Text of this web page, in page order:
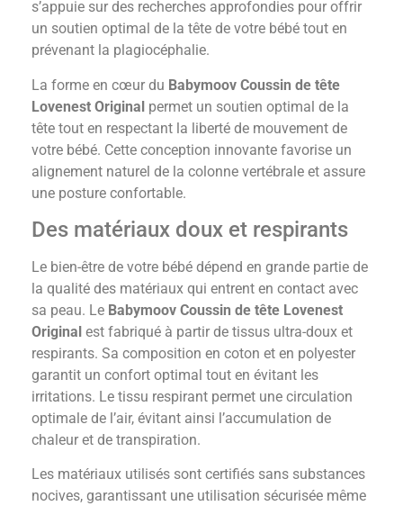
s’appuie sur des recherches approfondies pour offrir
un soutien optimal de la tête de votre bébé tout en
prévenant la plagiocéphalie.
La forme en cœur du Babymoov Coussin de tête
Lovenest Original permet un soutien optimal de la
tête tout en respectant la liberté de mouvement de
votre bébé. Cette conception innovante favorise un
alignement naturel de la colonne vertébrale et assure
une posture confortable.
Des matériaux doux et respirants
Le bien-être de votre bébé dépend en grande partie de
la qualité des matériaux qui entrent en contact avec
sa peau. Le Babymoov Coussin de tête Lovenest
Original est fabriqué à partir de tissus ultra-doux et
respirants. Sa composition en coton et en polyester
garantit un confort optimal tout en évitant les
irritations. Le tissu respirant permet une circulation
optimale de l’air, évitant ainsi l’accumulation de
chaleur et de transpiration.
Les matériaux utilisés sont certifiés sans substances
nocives, garantissant une utilisation sécurisée même